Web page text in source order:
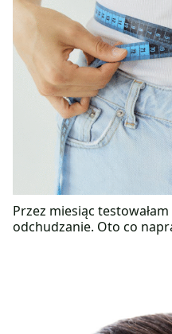
Przez miesiąc
odchudzanie. Oto co